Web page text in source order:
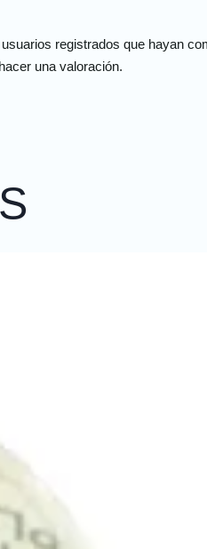
registrados que hayan
una valoración.